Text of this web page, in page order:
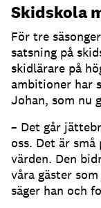
Skidskola
För tre
satsning på
skidlärare på
ambitioner har
Johan, som nu
– Det går
oss. Det är
värden. Den
våra gäster
säger han och